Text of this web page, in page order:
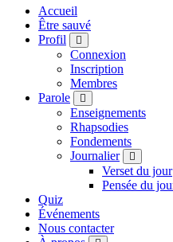
Accueil
Être sauvé
Profil
Connexion
Inscription
Membres
Parole
Enseignements
Rhapsodies
Fondements
Journalier
Verset du jour
Pensée du
Quiz
Événements
Nous contacter